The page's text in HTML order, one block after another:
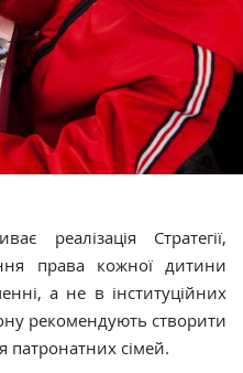
реалізація Стратегії,
права кожної дитини
а не в інституційних
рекомендують створити
патронатних сімей.